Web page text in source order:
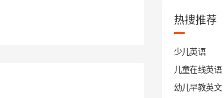
热搜推荐
少儿英语
儿童在线英语
幼儿早教英文